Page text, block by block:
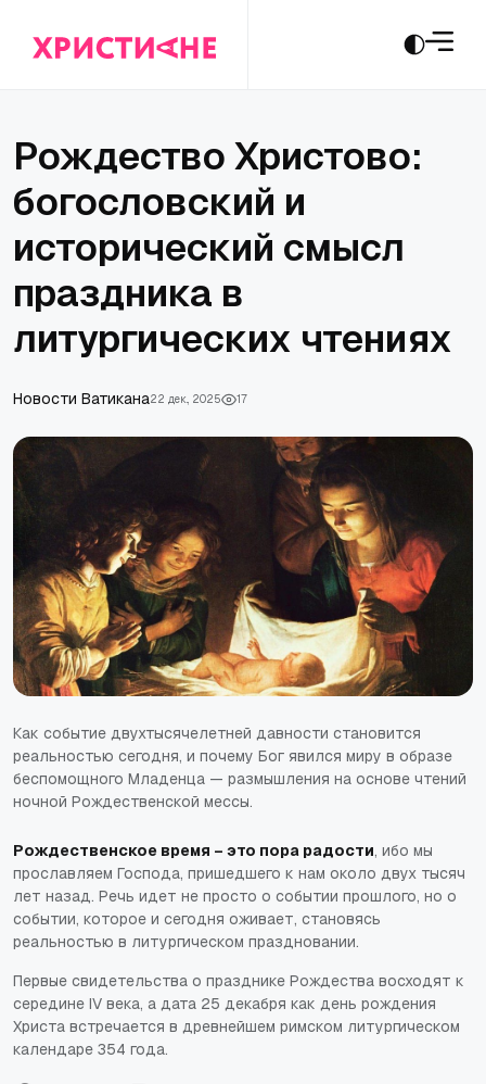
Рождество Христово:
богословский и
исторический смысл
праздника в
литургических чтениях
Новости Ватикана22 дек., 2025 17
Как событие двухтысячелетней давности становится
реальностью сегодня, и почему Бог явился миру в образе
беспомощного Младенца — размышления на основе чтений
ночной Рождественской мессы.
Рождественское время – это пора радости, ибо мы
прославляем Господа, пришедшего к нам около двух тысяч
лет назад. Речь идет не просто о событии прошлого, но о
событии, которое и сегодня оживает, становясь
реальностью в литургическом праздновании.
Первые свидетельства о празднике Рождества восходят к
середине IV века, а дата 25 декабря как день рождения
Христа встречается в древнейшем римском литургическом
календаре 354 года.